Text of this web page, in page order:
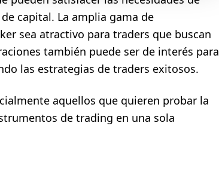
capital. La amplia gama de
sea atractivo para traders que buscan
también puede ser de interés para
las estrategias de traders exitosos.
aquellos que quieren probar la
de trading en una sola